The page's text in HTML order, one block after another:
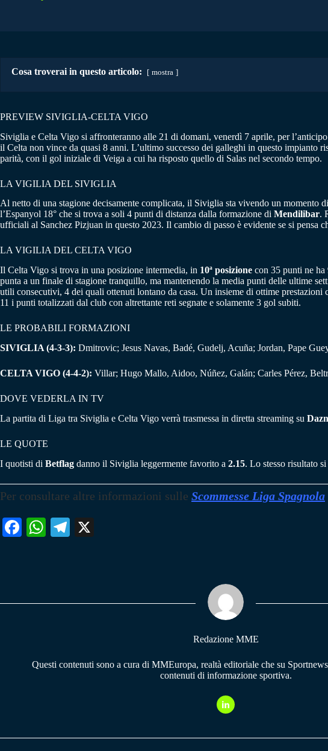
Cosa troverai in questo articolo: mostra
PREVIEW SIVIGLIA-CELTA VIGO
Siviglia e Celta Vigo si affronteranno alle 21 di domani, venerdì 7 aprile, per
il Celta non vince da quasi 8 anni. L’ultimo successo dei galleghi in questo impianto
parità, con il gol iniziale di Veiga a cui ha risposto quello di Salas nel secondo tempo.
LA VIGILIA DEL SIVIGLIA
Al netto di una stagione decisamente complicata, il Siviglia sta vivendo un momento
l’Espanyol 18° che si trova a soli 4 punti di distanza dalla formazione di Mendilibar.
ufficiali al Sanchez Pizjuan in questo 2023. Il cambio di passo è evidente se si pensa
LA VIGILIA DEL CELTA VIGO
Il Celta Vigo si trova in una posizione intermedia, in 10ª posizione con 35 punti ne
punta a un finale di stagione tranquillo, ma mantenendo la media punti delle ultime
utili consecutivi, 4 dei quali ottenuti lontano da casa. Un insieme di ottime
11 i punti totalizzati dal club con altrettante reti segnate e solamente 3 gol subiti.
LE PROBABILI FORMAZIONI
SIVIGLIA (4-3-3): Dmitrovic; Jesus Navas, Badé, Gudelj, Acuña; Jordan, Pape
CELTA VIGO (4-4-2): Villar; Hugo Mallo, Aidoo, Núñez, Galán; Carles Pérez,
DOVE VEDERLA IN TV
La partita di Liga tra Siviglia e Celta Vigo verrà trasmessa in diretta streaming su Dazn
LE QUOTE
I quotisti di Betflag danno il Siviglia leggermente favorito a 2.15. Lo stesso risultato
Per consultare altre informazioni sulle Scommesse Liga Spagnola
Fa W
pp
Te
m
Redazione MME
Questi contenuti sono a cura di MMEuropa, realtà editoriale che su
contenuti di informazione sportiva.